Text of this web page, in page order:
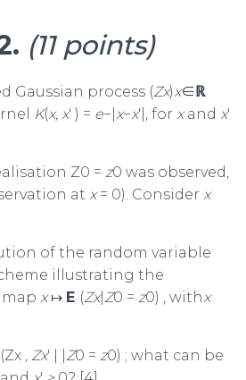
(11 points)
Gaussian process (Zx)x∈ℝ
K(x, x′ ) = e−| x−x′| , for xand x′
Z0 = z0 was observed,
at x= 0). Consider x
of the random variable
illustrating the
x↦ E (Zx| Z0 = z0) , withx
, Zx′ | | Z0 = z0) ; what can be